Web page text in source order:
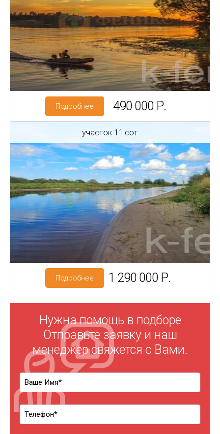
Регион: Ленинградская область
Район: Волховский р-н
Матеево
Категория земель: СНТ, ДНП
Подробнее 490 000 Р.
участок 11 сот
Регион: Ленинградская область
Район: Волховский р-н
Новая Ладога
Категория земель: ИЖС
Подробнее 1 290 000 Р.
Нужна помощь в подборе
Отправьте заявку и наш
менеджер свяжется с Вами.